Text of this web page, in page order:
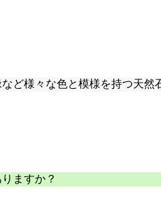
ど様々な色と模様を持つ天
ますか？